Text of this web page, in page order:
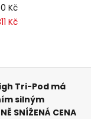
Kč
Kč
Tri-Pod má
silným
SNÍŽENÁ CENA